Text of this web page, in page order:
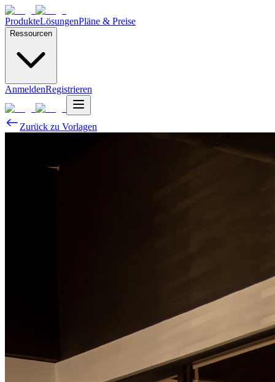
ProdukteLösungenPläne & Preise
Ressourcen
AnmeldenRegistrieren
Zurück zu Vorlagen